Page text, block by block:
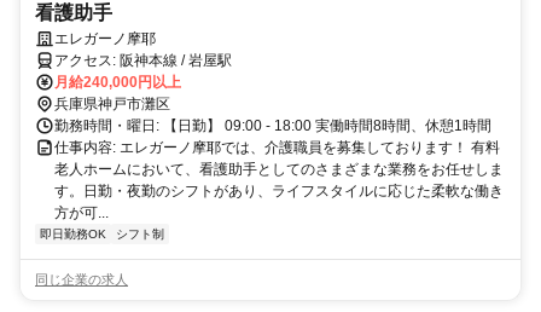
看護助手
エレガーノ摩耶
アクセス: 阪神本線 / 岩屋駅
月給240,000円以上
兵庫県神戸市灘区
勤務時間・曜日: 【日勤】 09:00 - 18:00 実働時間8時間、休憩1時間
仕事内容: エレガーノ摩耶では、介護職員を募集しております！ 有料
老人ホームにおいて、看護助手としてのさまざまな業務をお任せしま
す。日勤・夜勤のシフトがあり、ライフスタイルに応じた柔軟な働き
方が可...
即日勤務OK シフト制
同じ企業の求人